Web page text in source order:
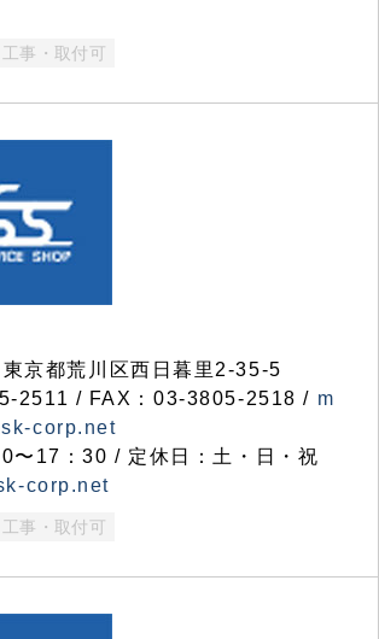
工事・取付可
京都荒川区西日暮里2-35-5
2511 / FAX：03-3805-2518 / m
corp.net
〜17：30 / 定休日：土・日・祝
corp.net
工事・取付可